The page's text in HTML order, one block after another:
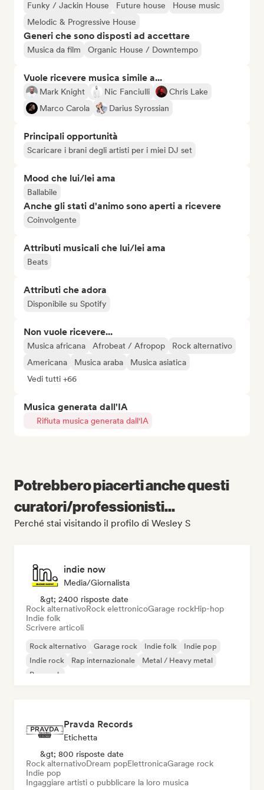
Funky / Jackin House
Future house
House music
Melodic & Progressive House
Generi che sono disposti ad accettare
Musica da film Organic House / Downtempo
Vuole ricevere musica simile a...
Mark Knight Nic Fanciulli
Chris Lake
Marco Carola
Darius Syrossian
Principali opportunità
Scaricare i brani degli artisti per i miei DJ set
Mood che lui/lei ama
Ballabile
Anche gli stati d'animo sono aperti a ricevere
Coinvolgente
Attributi musicali che lui/lei ama
Beats
Attributi che adora
Disponibile su Spotify
Non vuole ricevere...
Musica africana Afrobeat / Afropop
Rock alternativo
Americana
Musica araba
Musica asiatica
Vedi tutti +66
Musica generata dall'IA
Rifiuta musica generata dall'IA
Potrebbero piacerti anche questi
curatori/professionisti...
Perché stai visitando il profilo di Wesley S
indie now
Media/Giornalista
&gt; 2400 risposte date
Rock alternativoRock elettronicoGarage rockHip-hop
Indie folk
Scrivere articoli
Rock alternativo Garage rock Indie folk
Indie pop
Indie rock
Rap internazionale
Metal / Heavy metal
Pop rock
Pravda Records
Etichetta
&gt; 800 risposte date
Rock alternativoDream popElettronicaGarage rock
Indie pop
Ingaggiare artisti o pubblicare la loro musica